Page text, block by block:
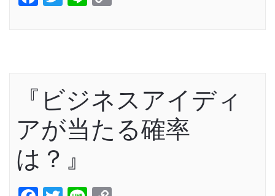
『ビジネスアイディ
アが当たる確率
は？』